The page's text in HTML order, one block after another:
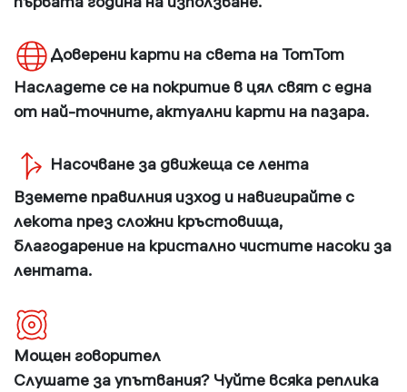
Доверени карти на света на TomTom
Насладете се на покритие в цял свят с една
от най-точните, актуални карти на пазара.
Насочване за движеща се лента
Вземете правилния изход и навигирайте с
лекота през сложни кръстовища,
благодарение на кристално чистите насоки за
лентата.
Мощен говорител
Слушате за упътвания? Чуйте всяка реплика